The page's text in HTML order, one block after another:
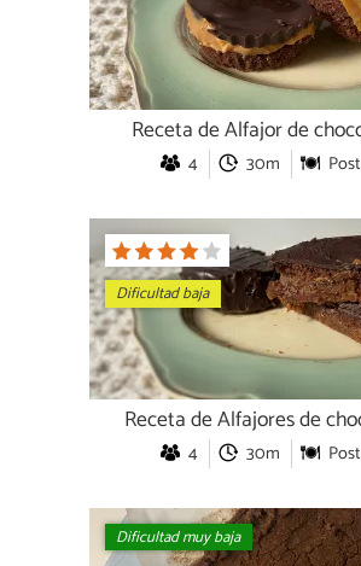
Receta de Alfajor de
4 30m
Dificultad baja
Receta de Alfajores de
4 30m
Dificultad muy baja